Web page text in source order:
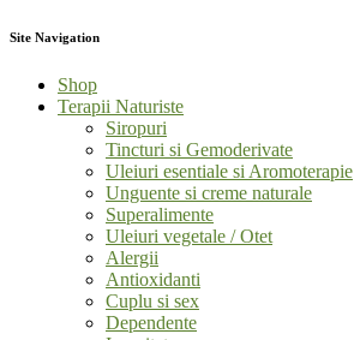
Site Navigation
Shop
Terapii Naturiste
Siropuri
Tincturi si Gemoderivate
Uleiuri esentiale si Aromoterapie
Unguente si creme naturale
Superalimente
Uleiuri vegetale / Otet
Alergii
Antioxidanti
Cuplu si sex
Dependente